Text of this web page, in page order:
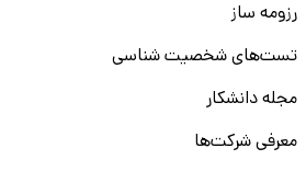
رزومه ساز
تست‌های شخصیت شناسی
مجله دانشکار
معرفی شرکت‌ها